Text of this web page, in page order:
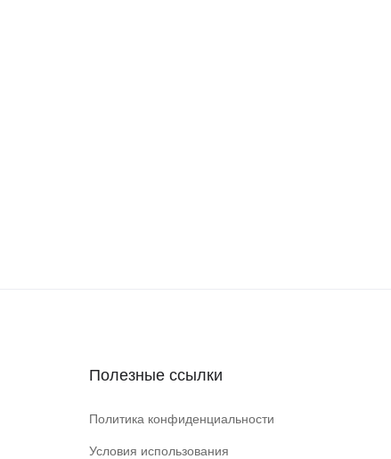
Полезные ссылки
Политика конфиденциальности
Условия использования